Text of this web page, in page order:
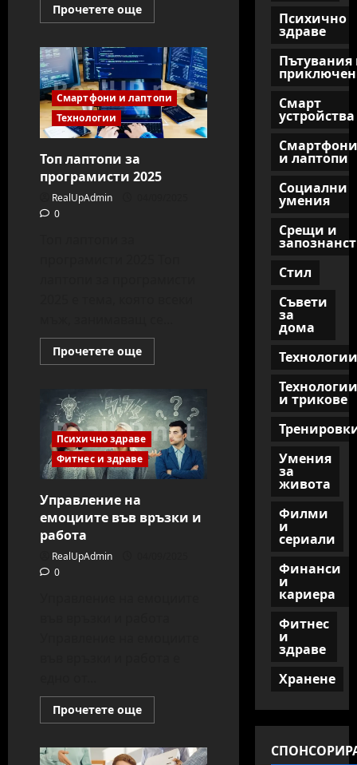
Прочетете ощеRead
more
добрите
смартфони
за
снимки
2025
Смартфони и лаптопи
Технологии
Топ лаптопи за
програмисти 2025
RealUpAdmin
0
Прочетете ощеRead
more
лаптопи
за
програмисти
2025
Психично здраве
Фитнес и здраве
Управление на
емоциите във връзки и
работа
RealUpAdmin
0
Прочетете ощеRead
more
на
Психично
здраве
Пътувания
Смарт
устройства
Смартфони
и лаптопи
Социални
умения
Срещи и
Стил
Съвети
за
дома
Технологии
Технологии
и трикове
Умения
за
живота
Филми
и
сериали
Финанси
и
кариера
Фитнес
и
здраве
Хранене